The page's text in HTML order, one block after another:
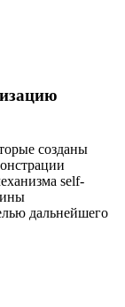
созданы
self-
дальнейшего